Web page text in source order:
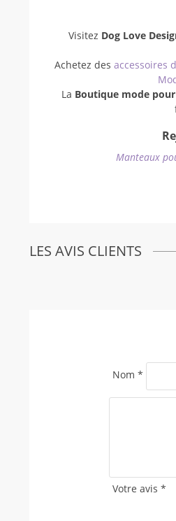
Visitez Dog Love
Achetez desaccessoires
La Boutique mode
Manteaux
LES AVIS CLIENTS
Votre avis *
Nom *